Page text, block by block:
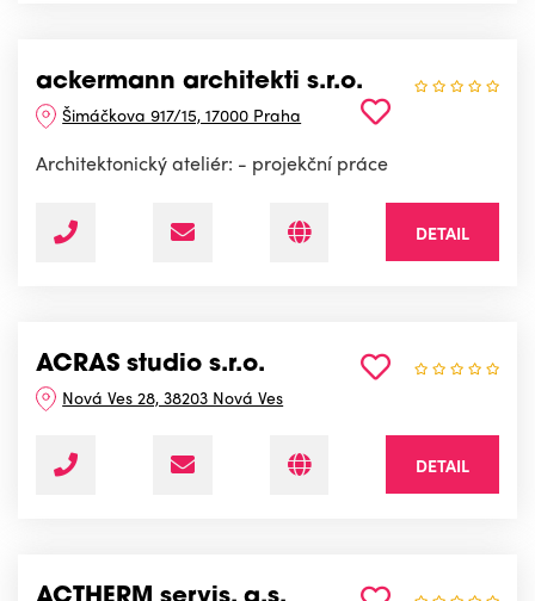
ackermann architekti s.r.o.
Šimáčkova 917/15, 17000 Praha
Architektonický ateliér: - projekční práce
DETAIL
ACRAS studio s.r.o.
Nová Ves 28, 38203 Nová Ves
DETAIL